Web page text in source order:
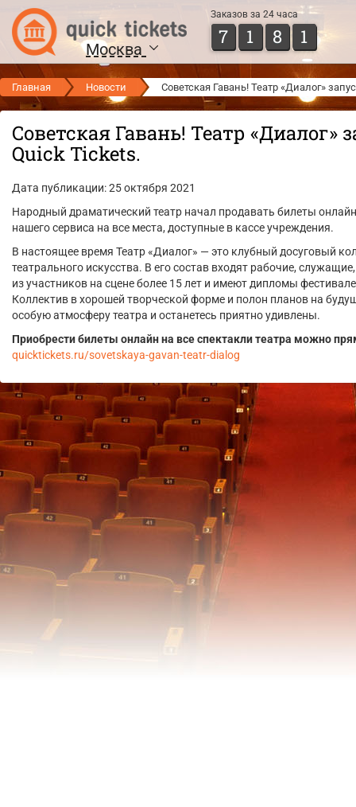
Москва
Заказов за 24 часа
7 1 8 1
Главная Новости Советская Гавань! Театр «Диалог»
Советская Гавань! Театр «Диалог»
Quick Tickets.
Дата публикации: 25 октября 2021
Народный драматический театр начал продавать билеты
нашего сервиса на все места, доступные в кассе учреждения.
В настоящее время Театр «Диалог» — это клубный досуговый
театрального искусства. В его состав входят рабочие,
из участников на сцене более 15 лет и имеют дипломы
Коллектив в хорошей творческой форме и полон планов на
особую атмосферу театра и останетесь приятно удивлены.
Приобрести билеты онлайн на все спектакли театра можно
quicktickets.ru/sovetskaya-gavan-teatr-dialog